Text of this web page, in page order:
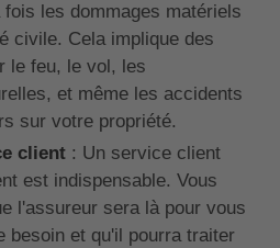
les dommages matériels
civile. Cela implique des
le feu, le vol, les
et même les accidents
sur votre propriété.
client: Un service client
est indispensable. Vous
l'assureur sera là pour vous
besoin et qu'il pourra traiter